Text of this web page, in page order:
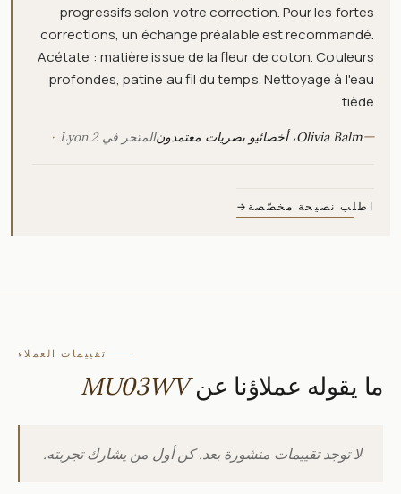
progressifs selon votre correction. Pour les fortes
corrections, un échange préalable est recommandé.
Acétate : matière issue de la fleur de coton. Couleurs
profondes, patine au fil du temps. Nettoyage à l'eau
tiède.
—Olivia Balm، أخصائيو بصريات معتمدون المتجر في Lyon 2
اطلب نصيحة مخصّصة →
تقييمات العملاء
ما يقوله عملاؤنا عنMU03WV
لا توجد تقييمات منشورة بعد. كن أول من يشارك تجربته.